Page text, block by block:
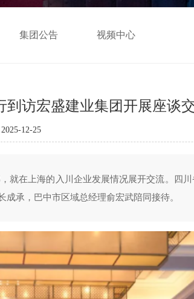
集团公告 视频中心
到访宏盛建业集团开展座谈
12-25
就在上海的入川企业发展情况展开交流。四
承，巴中市区域总经理俞宏武陪同接待。